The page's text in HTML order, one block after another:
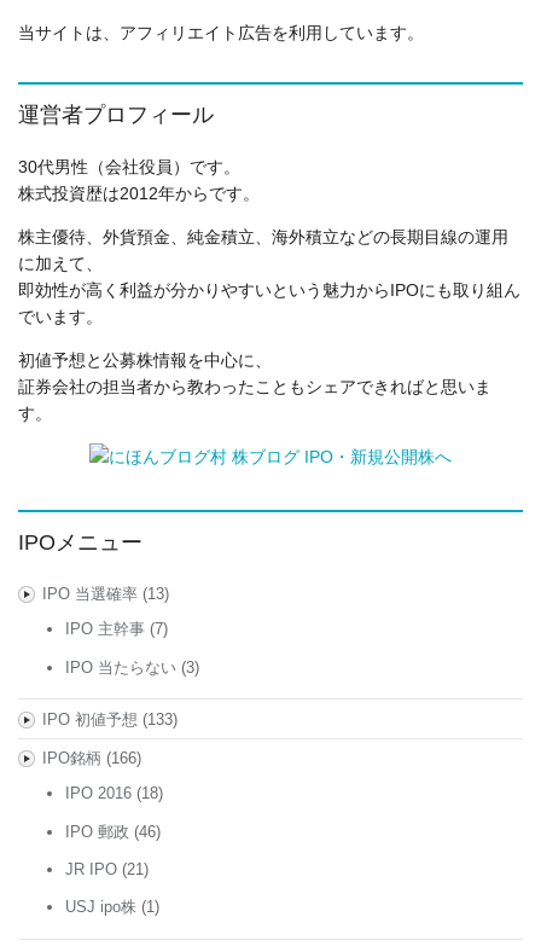
当サイトは、アフィリエイト広告を利用しています。
運営者プロフィール
30代男性（会社役員）です。
株式投資歴は2012年からです。
株主優待、外貨預金、純金積立、海外積立などの長期目線の運用
に加えて、
即効性が高く利益が分かりやすいという魅力からIPOにも取り組ん
でいます。
初値予想と公募株情報を中心に、
証券会社の担当者から教わったこともシェアできればと思いま
す。
IPOメニュー
IPO 当選確率(13)
IPO 主幹事 (7)
IPO 当たらない (3)
IPO 初値予想 (133)
IPO銘柄 (166)
IPO 2016 (18)
IPO 郵政 (46)
JR IPO (21)
USJ ipo株 (1)